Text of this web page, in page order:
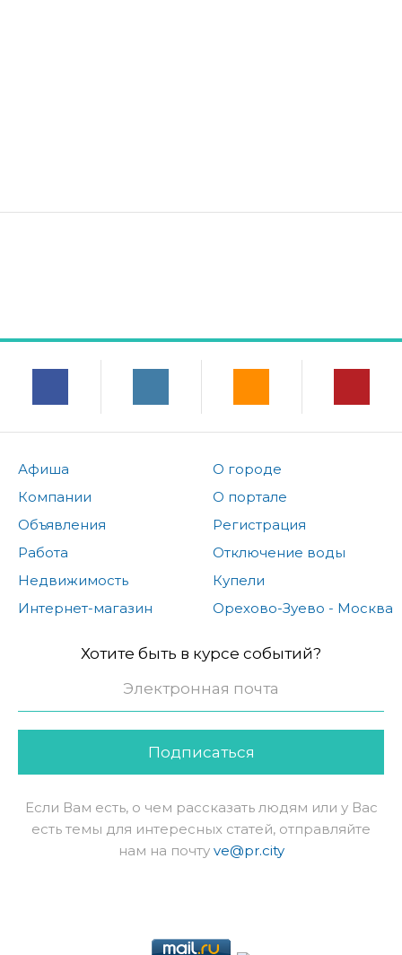
Афиша
Компании
Объявления
Работа
Недвижимость
Интернет-магазин
О городе
О портале
Регистрация
Отключение воды
Купели
Орехово-Зуево - Москва
Хотите быть в курсе событий?
Подписаться
Если Вам есть, о чем рассказать людям или у Вас
есть темы для интересных статей, отправляйте
нам на почту ve@pr.city